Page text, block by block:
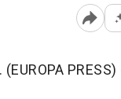
Abrir
PRESS)